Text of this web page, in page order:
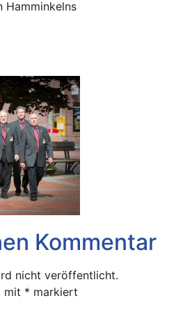
Hamminkelns
Kommentar
nicht veröffentlicht.
mit * markiert